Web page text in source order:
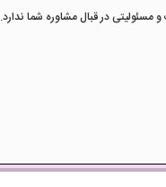
در قبال مشاوره شما ندارد.